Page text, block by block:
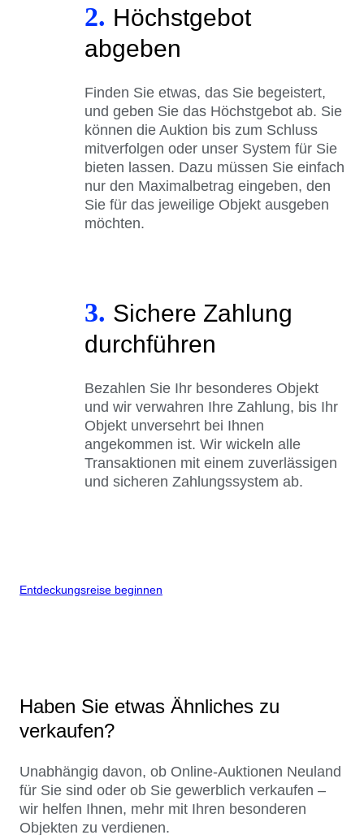
2. Höchstgebot
abgeben
Finden Sie etwas, das Sie begeistert,
und geben Sie das Höchstgebot ab. Sie
können die Auktion bis zum Schluss
mitverfolgen oder unser System für Sie
bieten lassen. Dazu müssen Sie einfach
nur den Maximalbetrag eingeben, den
Sie für das jeweilige Objekt ausgeben
möchten.
3. Sichere Zahlung
durchführen
Bezahlen Sie Ihr besonderes Objekt
und wir verwahren Ihre Zahlung, bis Ihr
Objekt unversehrt bei Ihnen
angekommen ist. Wir wickeln alle
Transaktionen mit einem zuverlässigen
und sicheren Zahlungssystem ab.
Entdeckungsreise beginnen
Haben Sie etwas Ähnliches zu
verkaufen?
Unabhängig davon, ob Online-Auktionen Neuland
für Sie sind oder ob Sie gewerblich verkaufen –
wir helfen Ihnen, mehr mit Ihren besonderen
Objekten zu verdienen.